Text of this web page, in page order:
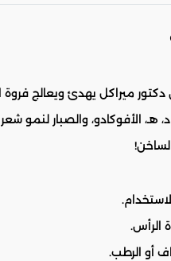
ميراكل يهدئ ويعالج فروة
هـ، الأفوكادو، والصبار لنمو
الرأس.
أو الرطب.